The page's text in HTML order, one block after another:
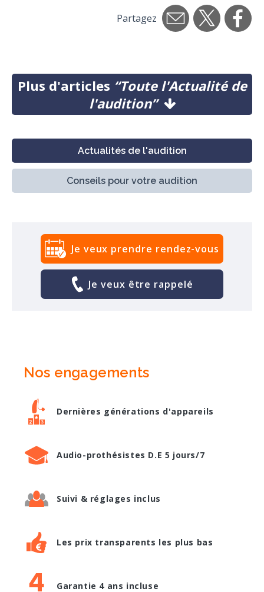
Partagez
Plus d'articles “Toute l'Actualité de
l'audition”
Actualités de l'audition
Conseils pour votre audition
Je veux prendre rendez-vous
Je veux être rappelé
Nos engagements
Dernières générations d'appareils
Audio-prothésistes D.E 5 jours/7
Suivi & réglages inclus
Les prix transparents les plus bas
Garantie 4 ans incluse